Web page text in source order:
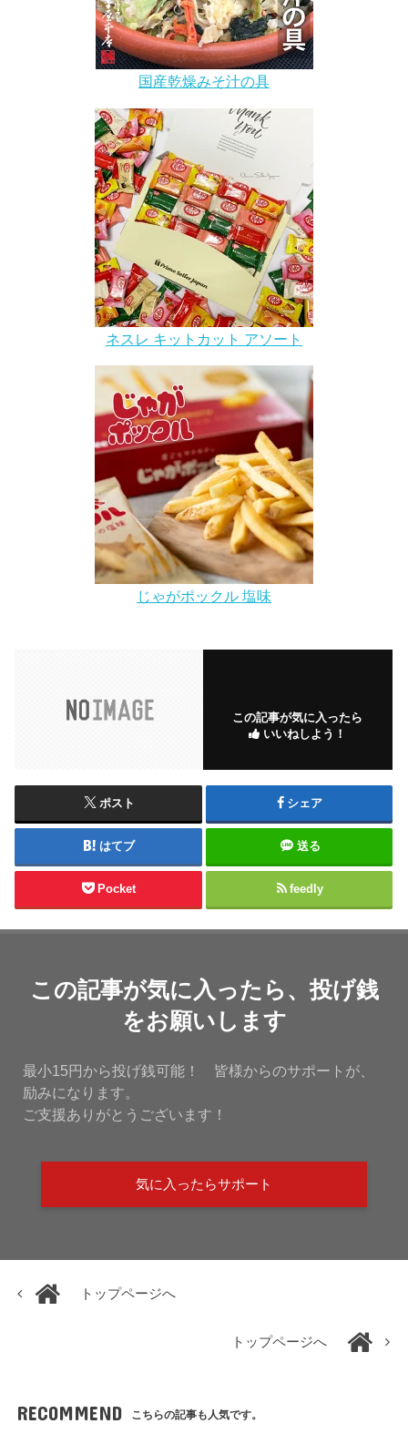
国産乾燥みそ汁の具
ネスレ キットカット アソート
じゃがポックル 塩味
この記事が気に入ったら
いいねしよう！
ポスト シェア
はてブ 送る
Pocket feedly
この記事が気に入ったら、投げ銭
をお願いします
最小15円から投げ銭可能！ 皆様からのサポートが、
励みになります。
ご支援ありがとうございます！
気に入ったらサポート
トップページへ
トップページへ
RECOMMEND こちらの記事も人気です。